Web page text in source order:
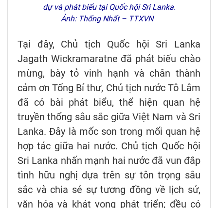
dự và phát biểu tại Quốc hội Sri Lanka.
Ảnh: Thống Nhất – TTXVN
Tại đây, Chủ tịch Quốc hội Sri Lanka
Jagath Wickramaratne đã phát biểu chào
mừng, bày tỏ vinh hạnh và chân thành
cảm ơn Tổng Bí thư, Chủ tịch nước Tô Lâm
đã có bài phát biểu, thể hiện quan hệ
truyền thống sâu sắc giữa Việt Nam và Sri
Lanka. Đây là mốc son trong mối quan hệ
hợp tác giữa hai nước. Chủ tịch Quốc hội
Sri Lanka nhấn mạnh hai nước đã vun đắp
tình hữu nghị dựa trên sự tôn trọng sâu
sắc và chia sẻ sự tương đồng về lịch sử,
văn hóa và khát vọng phát triển; đều có